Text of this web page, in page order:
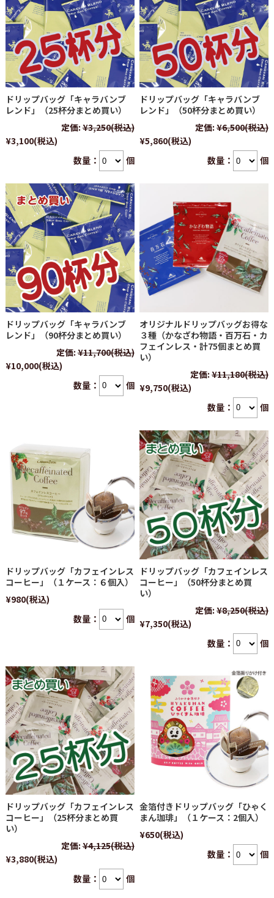
ドリップバッグ「キャラバンブ
レンド」（25杯分まとめ買い）
定価:¥3,250(税込)
¥3,100(税込)
数量：
個
ドリップバッグ「キャラバンブ
レンド」（50杯分まとめ買い）
定価: ¥6,500(税込)
¥5,860(税込)
数量：
個
ドリップバッグ「キャラバンブ
レンド」（90杯分まとめ買い）
定価:¥11,700(税込)
¥10,000(税込)
数量：
個
オリジナルドリップバッグお得な
３種（かなざわ物語・百万石・カ
フェインレス・計75個まとめ買
い）
定価: ¥11,180(税込)
¥9,750(税込)
数量：
個
ドリップバッグ「カフェインレス
コーヒー」（１ケース：６個入）
¥980(税込)
数量：
個
ドリップバッグ「カフェインレス
コーヒー」（50杯分まとめ買
い）
定価: ¥8,250(税込)
¥7,350(税込)
数量：
個
ドリップバッグ「カフェインレス
コーヒー」（25杯分まとめ買
い）
定価:¥4,125(税込)
¥3,880(税込)
数量：
個
金箔付きドリップバッグ「ひゃく
まん珈琲」（１ケース：2個入）
¥650(税込)
数量：
個